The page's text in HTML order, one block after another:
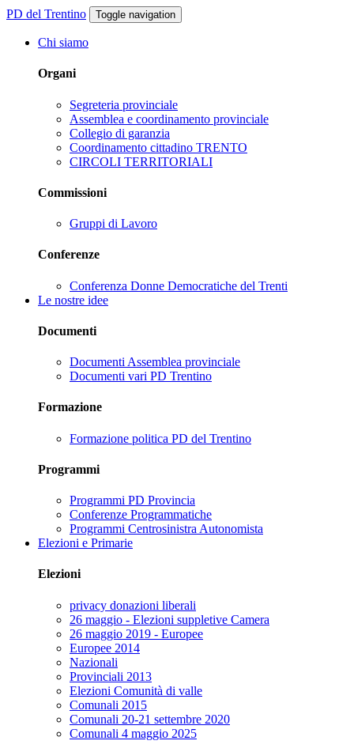
PD del Trentino Toggle navigation
Chi siamo
Organi
Segreteria provinciale
Assemblea e coordinamento provinciale
Collegio di garanzia
Coordinamento cittadino TRENTO
CIRCOLI TERRITORIALI
Commissioni
Gruppi di Lavoro
Conferenze
Conferenza Donne Democratiche del Trenti
Le nostre idee
Documenti
Documenti Assemblea provinciale
Documenti vari PD Trentino
Formazione
Formazione politica PD del Trentino
Programmi
Programmi PD Provincia
Conferenze Programmatiche
Programmi Centrosinistra Autonomista
Elezioni e Primarie
Elezioni
privacy donazioni liberali
26 maggio - Elezioni suppletive Camera
26 maggio 2019 - Europee
Europee 2014
Nazionali
Provinciali 2013
Elezioni Comunità di valle
Comunali 2015
Comunali 20-21 settembre 2020
Comunali 4 maggio 2025